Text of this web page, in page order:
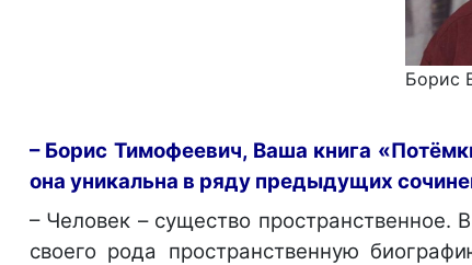
Борис
– Борис Тимофеевич, Ваша книга
она уникальна в ряду предыдущих
– Человек – существо пространственное.
своего рода пространственную